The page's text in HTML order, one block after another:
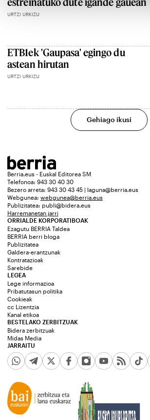
URTZI URKIZU
ETB1ek 'Gaupasa' egingo du
astean hirutan
URTZI URKIZU
Gehiago ikusi
Berria.eus - Euskal Editorea SM
Telefonoa: 943 30 40 30
Bezero arreta: 943 30 43 45 | laguna@berria.eus
Webgunea: webgunea@berria.eus
Publizitatea: publi@bidera.eus
Harremanetan jarri
ORRIALDE KORPORATIBOAK
Ezagutu BERRIA Taldea
BERRIA berri bloga
Publizitatea
Galdera-erantzunak
Kontratazioak
Sarebide
JARRAITU
LEGEA
Lege informazioa
Pribatutasun politika
Cookieak
cc Lizentzia
Kanal etikoa
BESTELAKO ZERBITZUAK
Bidera zerbitzuak
Midas Media